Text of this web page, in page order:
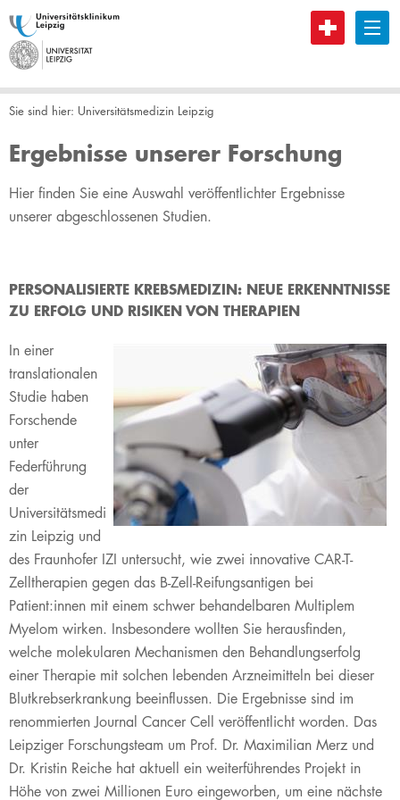
B
Sie sind hier: Universitätsmedizin Leipzig
Ergebnisse unserer Forschung
​Hier finden Sie eine Auswahl veröffentlichter Ergebnisse
unserer abgeschlossenen Studien.
​PERSONALISIERTE KREBSMEDIZIN: NEUE ERKENNTNISSE
ZU ERFOLG UND RISIKEN VON THERAPIEN
In einer
translationalen
Studie haben
Forschende
unter
Federführung
der
Universitätsmedi
zin Leipzig und
des Fraunhofer IZI untersucht, wie zwei innovative CAR-T-
Zelltherapien gegen das B-Zell-Reifungsantigen bei
Patient:innen mit einem schwer behandelbaren Multiplem
Myelom wirken. Insbesondere wollten Sie herausfinden,
welche molekularen Mechanismen den Behandlungserfolg
einer Therapie mit solchen lebenden Arzneimitteln bei dieser
Blutkrebserkrankung beeinflussen. Die Ergebnisse sind im
renommierten Journal Cancer Cell veröffentlicht worden. Das
Leipziger Forschungsteam um Prof. Dr. Maximilian Merz und
Dr. Kristin Reiche hat aktuell ein weiterführendes Projekt in
Höhe von zwei Millionen Euro eingeworben, um eine nächste